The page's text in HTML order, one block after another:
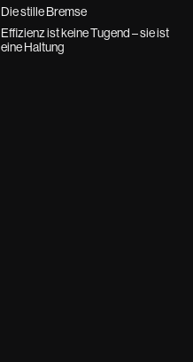
Die stille Bremse
Effizienz ist keine Tugend – sie ist
eine Haltung